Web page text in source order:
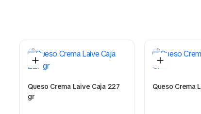
Queso Crema Laive Caja 227
gr
Queso Crema